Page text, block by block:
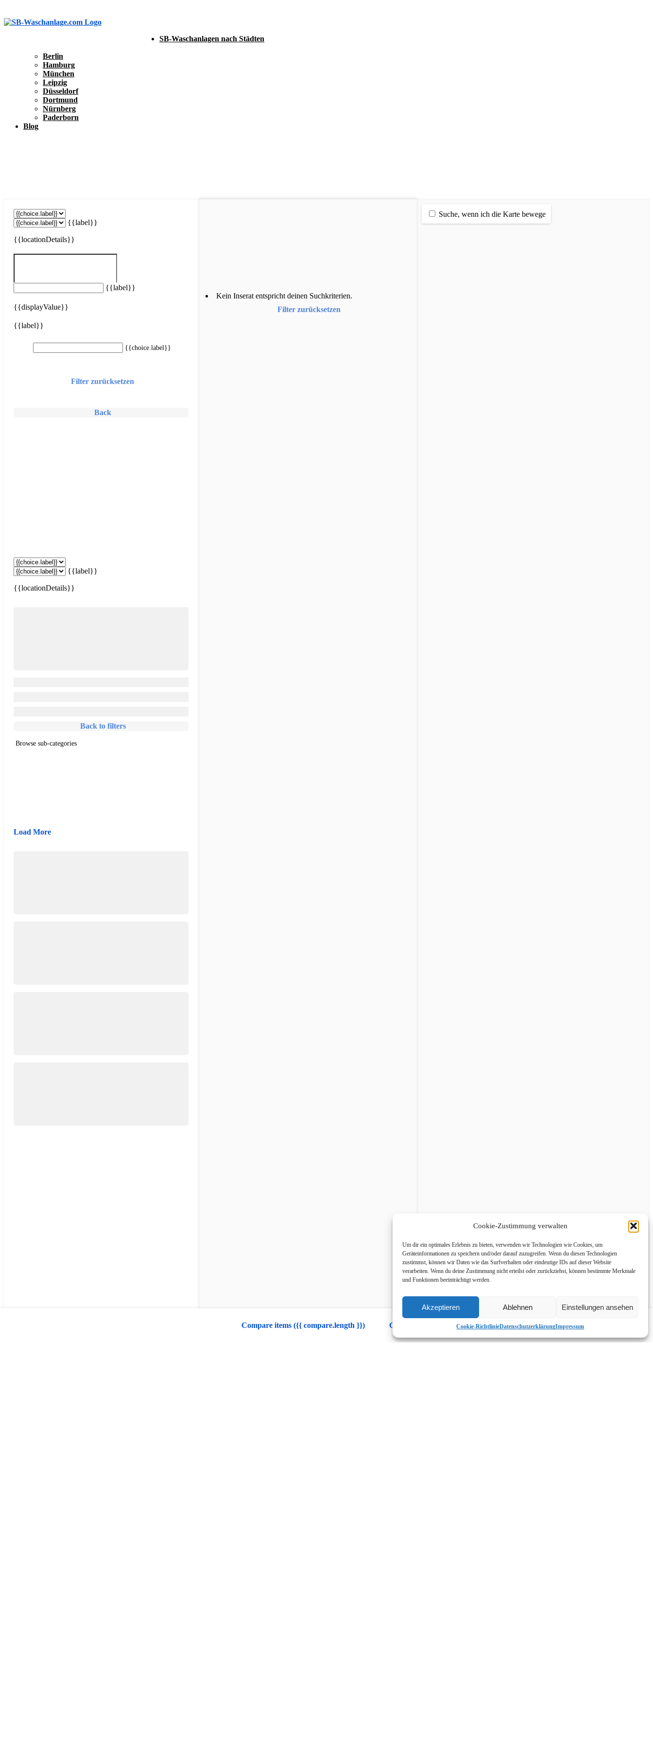
Cookie-Zustimmung verwalten
Um dir ein optimales Erlebnis zu bieten, verwenden wir Technologien wie Cookies, um
Geräteinformationen zu speichern und/oder darauf zuzugreifen. Wenn du diesen Technologien
zustimmst, können wir Daten wie das Surfverhalten oder eindeutige IDs auf dieser Website
verarbeiten. Wenn du deine Zustimmung nicht erteilst oder zurückziehst, können bestimmte Merkmale
und Funktionen beeinträchtigt werden.
Akzeptieren Ablehnen Einstellungen ansehen
Cookie-RichtlinieDatenschutzerklärungImpressum
SB-Waschanlagen nach Städten
Berlin
Hamburg
München
Leipzig
Düsseldorf
Dortmund
Nürnberg
Paderborn
Blog
{{label}}
{{locationDetails}}
{{label}}
{{displayValue}}
{{label}}
{{choice.label}}
Filter zurücksetzen
Back
{{label}}
{{locationDetails}}
Back to filters
Browse sub-categories
Load More
Kein Inserat entspricht deinen Suchkriterien.
Filter zurücksetzen
Compare items ({{ compare.length }}) Cancel
Suche, wenn ich die Karte bewege